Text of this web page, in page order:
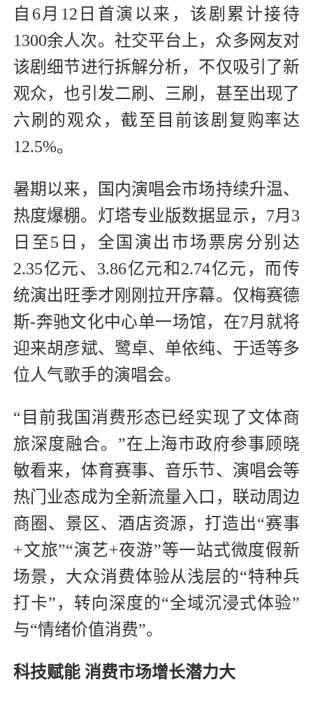
自6月12日首演以来，该剧累计接待
1300余人次。社交平台上，众多网友对
该剧细节进行拆解分析，不仅吸引了新
观众，也引发二刷、三刷，甚至出现了
六刷的观众，截至目前该剧复购率达
12.5%。
暑期以来，国内演唱会市场持续升温、
热度爆棚。灯塔专业版数据显示，7月3
日至5日，全国演出市场票房分别达
2.35亿元、3.86亿元和2.74亿元，而传
统演出旺季才刚刚拉开序幕。仅梅赛德
斯-奔驰文化中心单一场馆，在7月就将
迎来胡彦斌、鹭卓、单依纯、于适等多
位人气歌手的演唱会。
“目前我国消费形态已经实现了文体商
旅深度融合。”在上海市政府参事顾晓
敏看来，体育赛事、音乐节、演唱会等
热门业态成为全新流量入口，联动周边
商圈、景区、酒店资源，打造出“赛事
+文旅”“演艺+夜游”等一站式微度假新
场景，大众消费体验从浅层的“特种兵
打卡”，转向深度的“全域沉浸式体验”
与“情绪价值消费”。
科技赋能 消费市场增长潜力大